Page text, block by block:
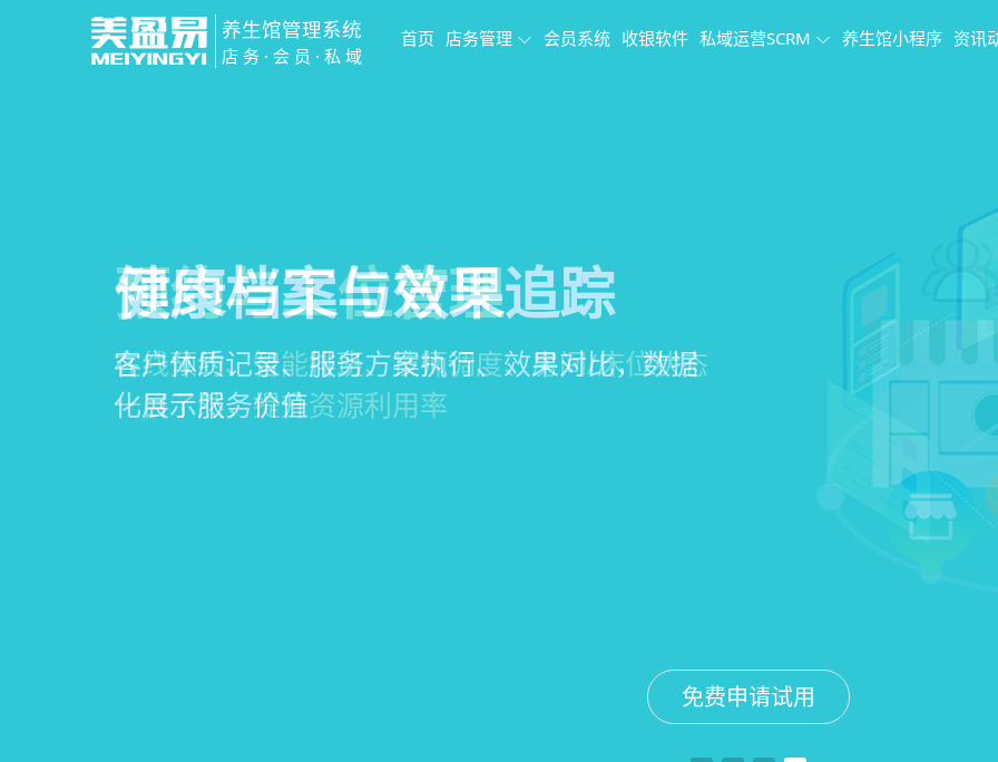
养生馆管理系统
店务·会员·私域
首页 店务管理 会员系统 收银软件 私域运营SCRM 养生馆小程序 资讯
智慧养生馆管理系统
一站式解决养生馆预约、服务、会员、财务、营
销全流程数字化管理
免费申请试用
会员营销&锁客
会员积分、套餐定制、精准营销、客户关怀，提
升复购率与客单价
免费申请试用
预约与工位管理
在线预约、智能排班、技师调度、房间/床位状态
一目了然，提升资源利用率
免费申请试用
健康档案与效果追踪
客户体质记录、服务方案执行、效果对比，数据
化展示服务价值
免费申请试用